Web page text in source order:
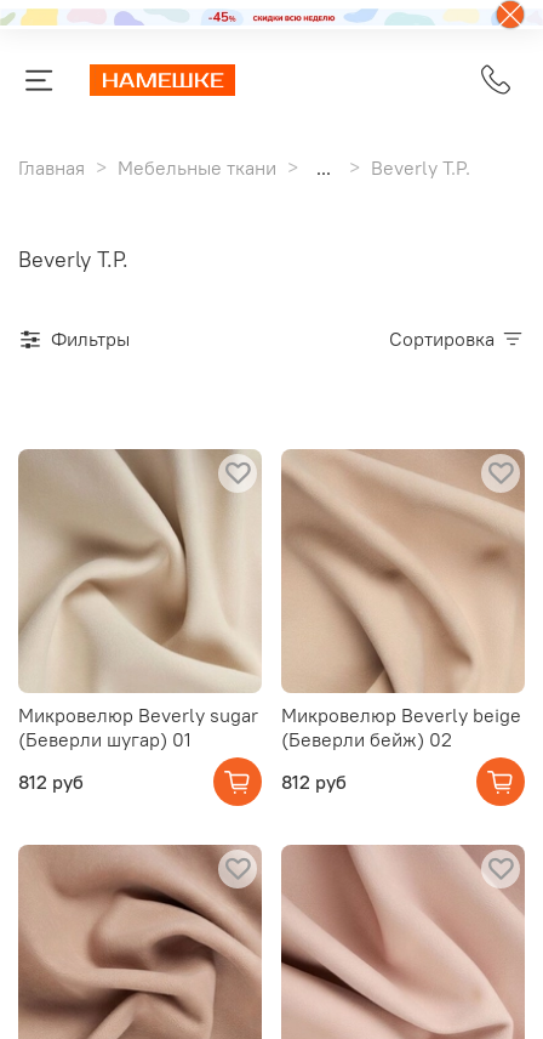
Главная Мебельные ткани ... Beverly T.P.
Beverly T.P.
Фильтры Сортировка
Микровелюр Beverly sugar
(Беверли шугар) 01
812 руб
Микровелюр Beverly beige
(Беверли бейж) 02
812 руб